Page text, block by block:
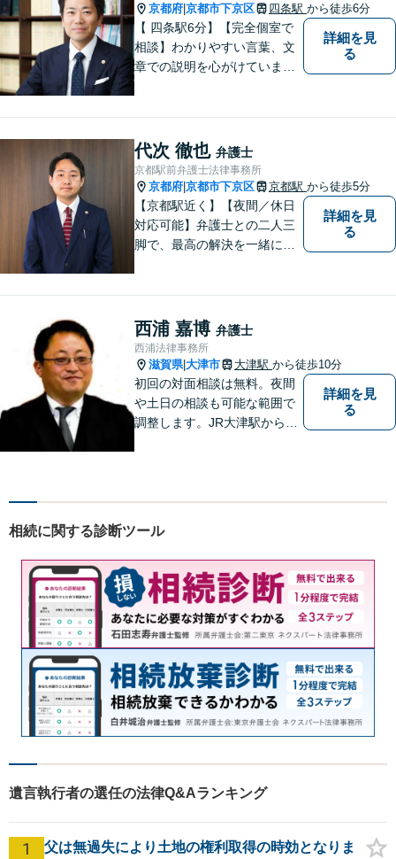
向きな気持ちをもって、ご依
頼者様とともにより良い解決
を目指します。
京都府 京都市下京区 四条駅 から徒歩6分
【 四条駅6分】【完全個室で
相談】わかりやすい言葉、文
章での説明を心がけていま
気軽にご相談下さい。
詳細を見
る
代次 徹也 弁護士
京都駅前弁護士法律事務所
京都府 京都市下京区 京都駅 から徒歩5分
【京都駅近く】【夜間／休日
対応可能】弁護士との二人三
脚で、最高の解決を一緒に目
可能です。【地域に根ざした
弁護士】まずは当事務所の無
料法律相談をご体験くださ
い。
詳細を見
る
西浦 嘉博 弁護士
西浦法律事務所
滋賀県|大津市 大津駅 から徒歩10分
初回の対面相談は無料。夜間
や土日の相談も可能な範囲で
調整します。JR大津駅から徒
位 弁護士ドットコムランキ
現在）】
詳細を見
る
相続に関する診断ツール
遺言執行者の選任の法律Q&Aランキング
1
父は無過失により土地の権利取得の時効となりま